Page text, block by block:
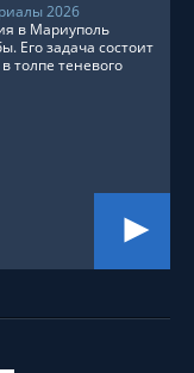
2026
в Мариуполь
Его задача состоит
толпе теневого